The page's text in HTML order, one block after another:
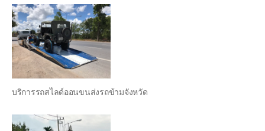
บริการรถสไลด์ออนขนส่งรถข้ามจังหวัด